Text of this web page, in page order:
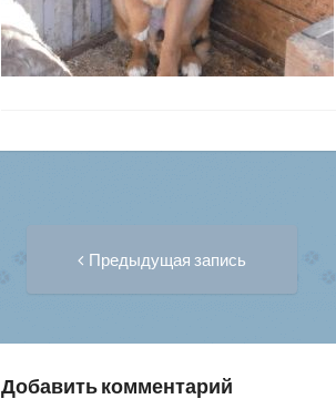
Навигация
по
записям
Предыдущая запись
Добавить комментарий